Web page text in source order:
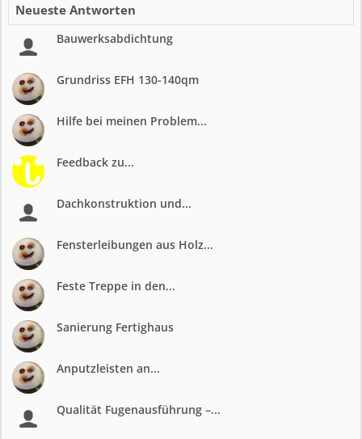
Neueste Antworten
Bauwerksabdichtung
Grundriss EFH 130-140qm
Hilfe bei meinen Problem...
Feedback zu...
Dachkonstruktion und...
Fensterleibungen aus Holz...
Feste Treppe in den...
Sanierung Fertighaus
Anputzleisten an...
Qualität Fugenausführung –...